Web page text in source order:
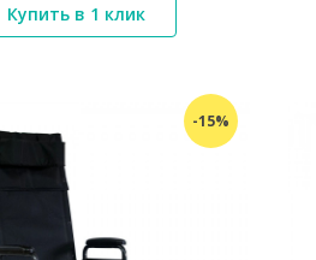
Купить в 1 клик
-15%